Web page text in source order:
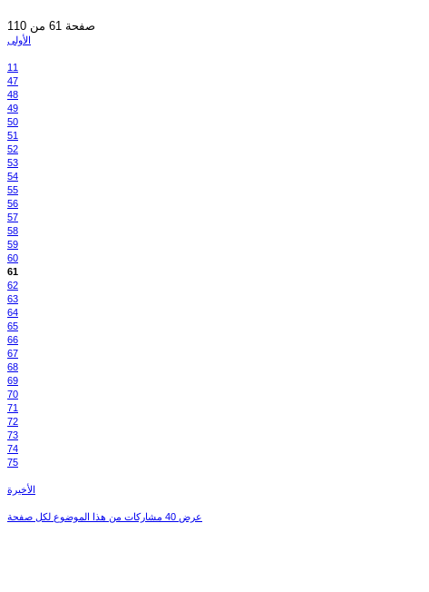
صفحة 61 من 110
الأولى
11
47
48
49
50
51
52
53
54
55
56
57
58
59
60
61
62
63
64
65
66
67
68
69
70
71
72
73
74
75
الأخيرة
عرض 40 مشاركات من هذا الموضوع لكل صفحة